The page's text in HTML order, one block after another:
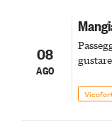
08
AGO